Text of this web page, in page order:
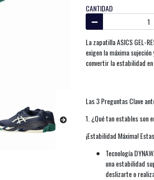
CANTIDAD
La zapatilla ASICS GEL-
exigen la máxima
convertir la estabilidad
Las 3 Preguntas Clave
1. ¿Qué tan estables son
¡Estabilidad Máxima!
Tecnología
una estabilidad
deslizarte o